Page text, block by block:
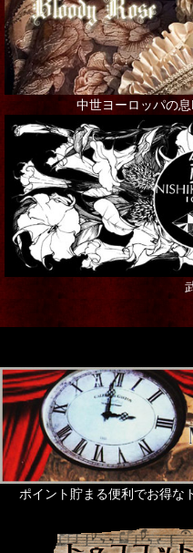
中世ヨーロッパの
ポイント貯まる便利でお得な